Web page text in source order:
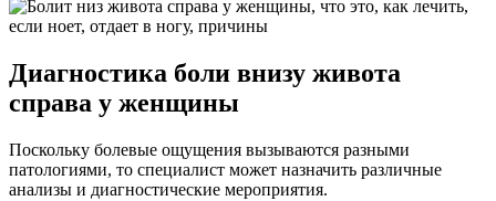
Диагностика боли внизу живота
справа у женщины
Поскольку болевые ощущения вызываются разными
патологиями, то специалист может назначить различные
анализы и диагностические мероприятия.